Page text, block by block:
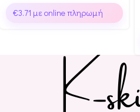
€3.71 με online πληρωμή